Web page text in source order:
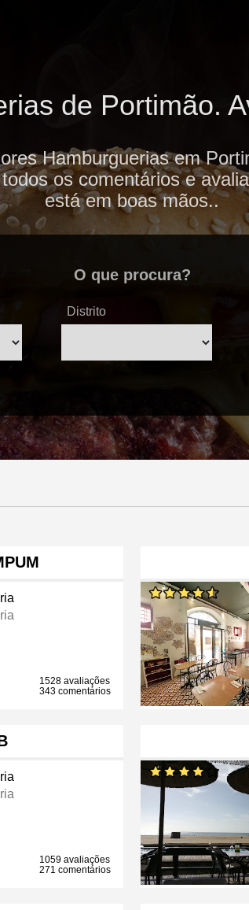
de Portimão.
Hamburguerias em
os comentários e
está em boas mãos..
O que procura?
Distrito
1528 avaliações
343 comentários
1059 avaliações
271 comentários